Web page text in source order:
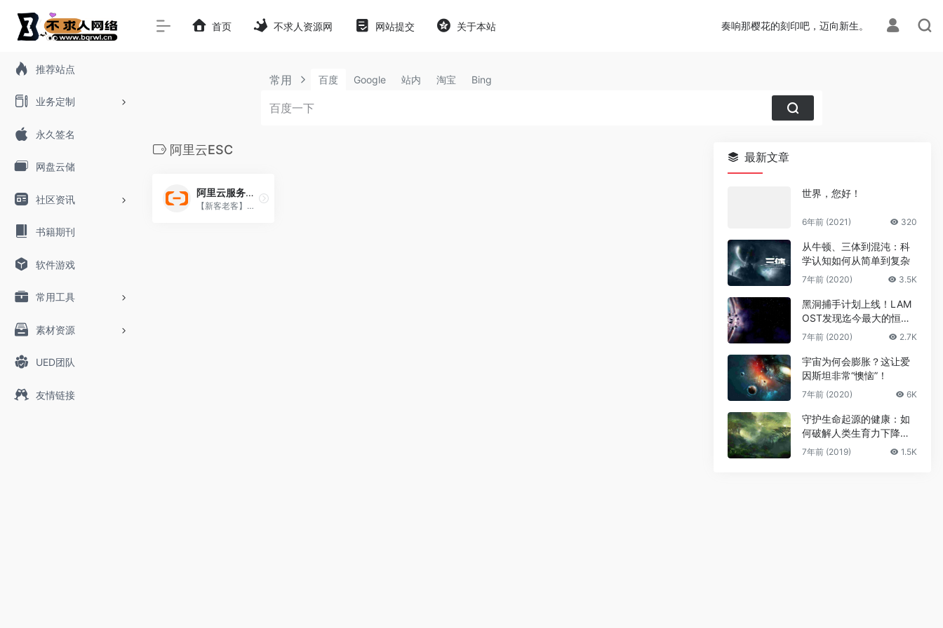
推荐站点
业务定制
永久签名
网盘云储
社区资讯
书籍期刊
软件游戏
常用工具
素材资源
UED团队
友情链接
首页 不求人资源网 网站提交 关于本站 奏响那樱花的刻印吧，迈向新生。
常用 百度 Google 站内 淘宝 Bing
阿里云ESC
阿里云服务器99元/年
【新客老客】同享99元/年
最新文章
世界，您好！
6年前 (2021) 320
从牛顿、三体到混沌：科
学认知如何从简单到复杂
7年前 (2020) 3.5K
黑洞捕手计划上线！LAM
OST发现迄今最大的恒星
级黑洞
7年前 (2020) 2.7K
宇宙为何会膨胀？这让爱
因斯坦非常“懊恼”！
7年前 (2020) 6K
守护生命起源的健康：如
何破解人类生育力下降难
题
7年前 (2019) 1.5K